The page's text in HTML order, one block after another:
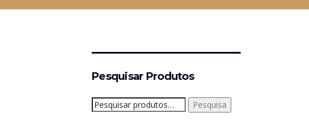
Pesquisar Produtos
Pesquisar
por:
Pesquisa